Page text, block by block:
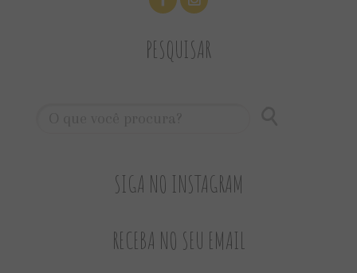
PESQUISAR
SIGA NO INSTAGRAM
RECEBA NO SEU EMAIL